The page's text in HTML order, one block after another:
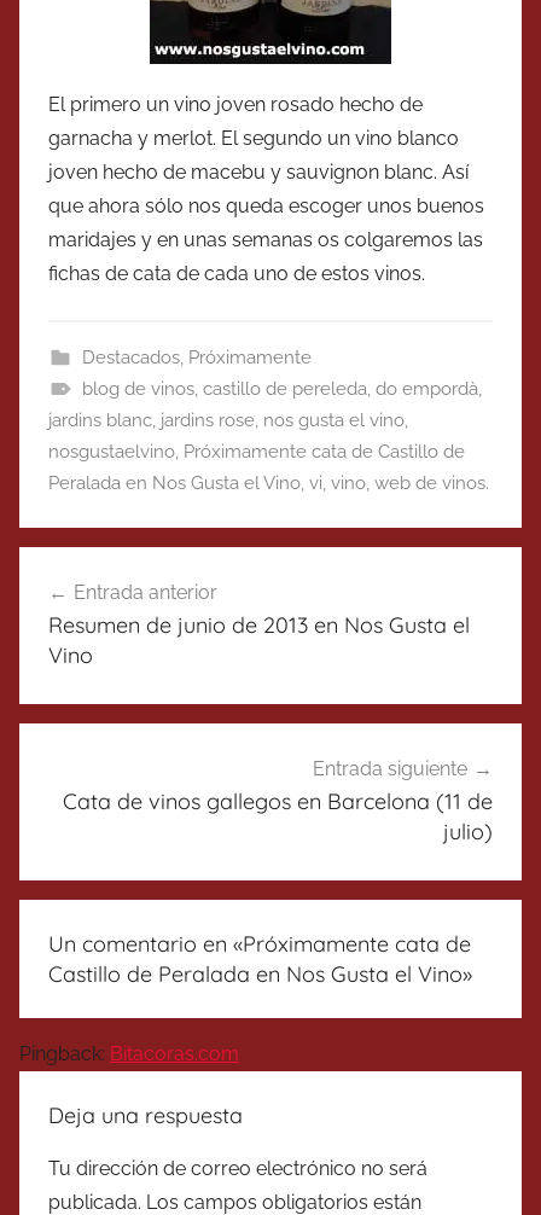
El primero un vino joven rosado hecho de
garnacha y merlot. El segundo un vino blanco
joven hecho de macebu y sauvignon blanc. Así
que ahora sólo nos queda escoger unos buenos
maridajes y en unas semanas os colgaremos las
fichas de cata de cada uno de estos vinos.
Destacados, Próximamente
blog de vinos, castillo de pereleda, do empordà,
jardins blanc, jardins rose, nos gusta el vino,
nosgustaelvino, Próximamente cata de Castillo de
Peralada en Nos Gusta el Vino, vi, vino, web de vinos.
de
entradas
Entrada anterior
Resumen de junio de 2013 en Nos Gusta el
Vino
Entrada siguiente
Cata de vinos gallegos en Barcelona (11 de
julio)
Un comentario en «Próximamente cata de
Castillo de Peralada en Nos Gusta el Vino»
Pingback: Bitacoras.com
Deja una respuesta
Tu dirección de correo electrónico no será
publicada. Los campos obligatorios están